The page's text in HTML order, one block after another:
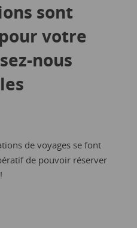
sont
votre
nous
de voyages se font
de pouvoir réserver